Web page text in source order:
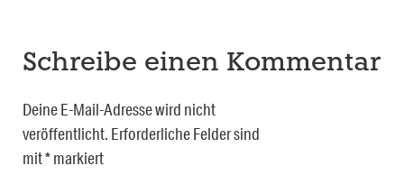
Schreibe einen Kommentar
Deine E-Mail-Adresse wird nicht
veröffentlicht. Erforderliche Felder sind
mit*markiert